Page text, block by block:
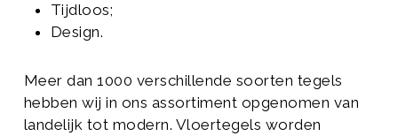
Tijdloos;
Design.
Meer dan 1000 verschillende soorten tegels
hebben wij in ons assortiment opgenomen van
landelijk tot modern. Vloertegels worden